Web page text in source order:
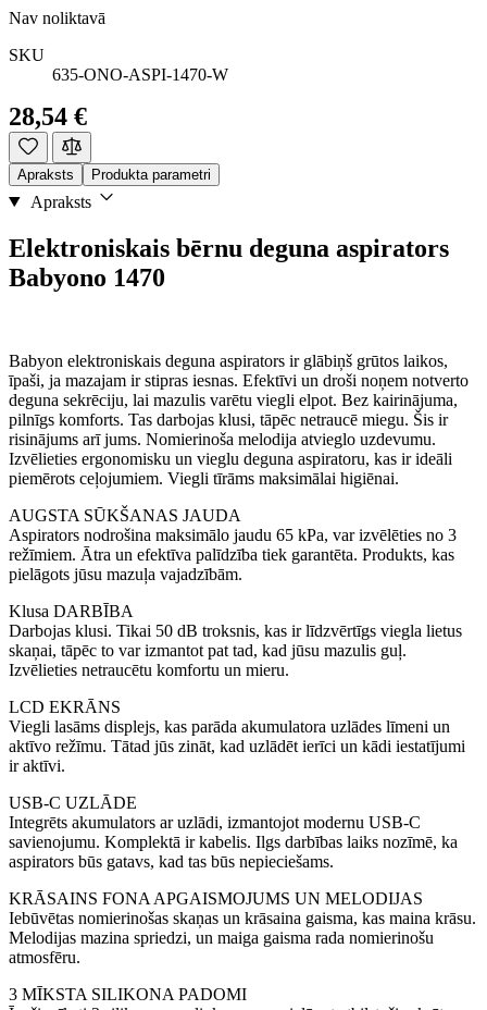
Nav noliktavā
SKU
635-ONO-ASPI-1470-W
28,54 €
Apraksts Produkta parametri
Apraksts
Elektroniskais bērnu deguna aspirators
Babyono 1470
Babyon elektroniskais deguna aspirators ir glābiņš grūtos laikos,
īpaši, ja mazajam ir stipras iesnas. Efektīvi un droši noņem notverto
deguna sekrēciju, lai mazulis varētu viegli elpot. Bez kairinājuma,
pilnīgs komforts. Tas darbojas klusi, tāpēc netraucē miegu. Šis ir
risinājums arī jums. Nomierinoša melodija atvieglo uzdevumu.
Izvēlieties ergonomisku un vieglu deguna aspiratoru, kas ir ideāli
piemērots ceļojumiem. Viegli tīrāms maksimālai higiēnai.
AUGSTA SŪKŠANAS JAUDA
Aspirators nodrošina maksimālo jaudu 65 kPa, var izvēlēties no 3
režīmiem. Ātra un efektīva palīdzība tiek garantēta. Produkts, kas
pielāgots jūsu mazuļa vajadzībām.
Klusa DARBĪBA
Darbojas klusi. Tikai 50 dB troksnis, kas ir līdzvērtīgs viegla lietus
skaņai, tāpēc to var izmantot pat tad, kad jūsu mazulis guļ.
Izvēlieties netraucētu komfortu un mieru.
LCD EKRĀNS
Viegli lasāms displejs, kas parāda akumulatora uzlādes līmeni un
aktīvo režīmu. Tātad jūs zināt, kad uzlādēt ierīci un kādi iestatījumi
ir aktīvi.
USB-C UZLĀDE
Integrēts akumulators ar uzlādi, izmantojot modernu USB-C
savienojumu. Komplektā ir kabelis. Ilgs darbības laiks nozīmē, ka
aspirators būs gatavs, kad tas būs nepieciešams.
KRĀSAINS FONA APGAISMOJUMS UN MELODIJAS
Iebūvētas nomierinošas skaņas un krāsaina gaisma, kas maina krāsu.
Melodijas mazina spriedzi, un maiga gaisma rada nomierinošu
atmosfēru.
3 MĪKSTA SILIKONA PADOMI